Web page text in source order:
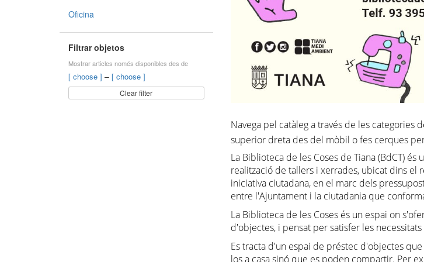
Oficina
Filtrar objetos
Mostrar articles només disponibles des de
[ choose ] – [ choose ]
Clear filter
Navega pel catàleg a través de les
superior dreta des del mòbil o fes cerques
La Biblioteca de les Coses de Tiana (BdCT) és
realització de tallers i xerrades, ubicat dins
iniciativa ciutadana, en el marc dels
entre l'Ajuntament i la ciutadania que
La Biblioteca de les Coses és un espai on
d'objectes, i pensat per satisfer les
Es tracta d'un espai de préstec d'objectes
los a casa sinó que es poden compartir. Per